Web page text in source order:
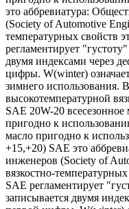
это аббревиатура:
(Society of Automotive
температурных свойств
регламентирует
двумя индексами через
цифры. W(winter)
зимнего использования.
высокотемпературной
SAE 20W-20
пригодно к
масло пригодно к
+15,+20) SAE это
инженеров (Society of
вязкостно-
SAE регламентирует
записывается двумя